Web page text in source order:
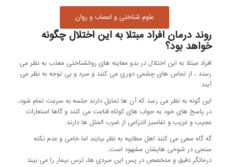
علوم شناختی و اعصاب و روان
روند درمان افراد مبتلا به این اختلال چگونه
خواهد بود؟
افراد مبتلا به این اختلال در بدو معاینه های روانشناختی معذب به نظر می
رسند ، از تماس های چشمی دوری می کنند و سرد و بی توجه به نظر می
آیند.
این گونه به نظر می رسد که آن ها تمایل دارند جلسه به سرعت تمام شود،
در پاسخ های خود به جواب های کوتاه قناعت می کنند و گاها استعارات
عجیب و غریب و تفاسیر انتزاعی از ضرب المثل ها دارند.
گه گاه سعی می کنند اهل مطایبه به نظر بیایند اما خامی و عدم نکته
سنجی در شوخی هایشان مشهود است.
درمانگر دقیق و متخصص در پس این سردی ها، ترس بیمار را می بیند.